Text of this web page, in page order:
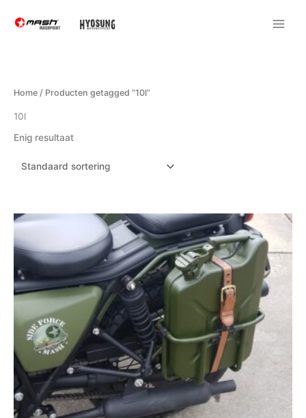
naar
Home / Producten getagged “10l”
10l
Enig resultaat